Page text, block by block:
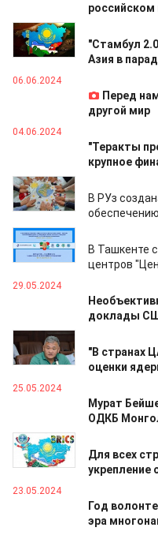
российском
06.06.2024
"Стамбул
Азия в
06.06.2024
Перед
другой мир
04.06.2024
"Теракты
крупное
03.06.2024
В РУз
02.06.2024
В Ташкенте
центров
29.05.2024
доклады
28.05.2024
"В странах
оценки
25.05.2024
Мурат
ОДКБ
24.05.2024
Для всех
укрепление
23.05.2024
Год
эра